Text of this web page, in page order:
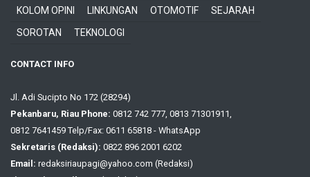
KOLOM OPINI
LINKUNGAN OTOMOTIF
SEJARAH
SOROTAN
TEKNOLOGI
CONTACT INFO
Jl. Adi Sucipto No 172 (28294)
Pekanbaru, Riau Phone: 0812 742 777, 0813 71301911,
0812 7641459 Telp/Fax: 0611 65818 - WhatsApp
Sekretaris (Redaksi): 0822 896 2001 6202
Email: redaksiriaupagi@yahoo.com (Redaksi)